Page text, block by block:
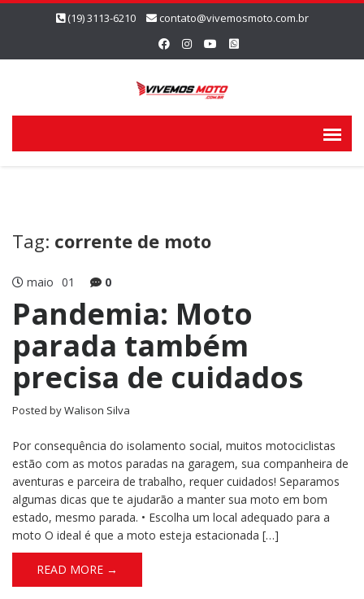
(19) 3113-6210 contato@vivemosmoto.com.br
Tag: corrente de moto
maio 01 0
Pandemia: Moto
parada também
precisa de cuidados
Posted byWalison Silva
Por consequência do isolamento social, muitos motociclistas
estão com as motos paradas na garagem, sua companheira de
aventuras e parceira de trabalho, requer cuidados! Separamos
algumas dicas que te ajudarão a manter sua moto em bom
estado, mesmo parada. • Escolha um local adequado para a
moto O ideal é que a moto esteja estacionada […]
READ MORE →